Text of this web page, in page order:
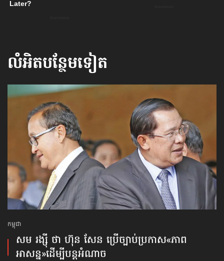
លំអិតបន្ថែមទៀត
កម្ពុជា
សម រង្ស៊ី ថា ហ៊ុន សែន ប្រើច្បាប់​ប្រកាស«ភាព
អាសន្ន»ដើម្បីបន្តអំណាច